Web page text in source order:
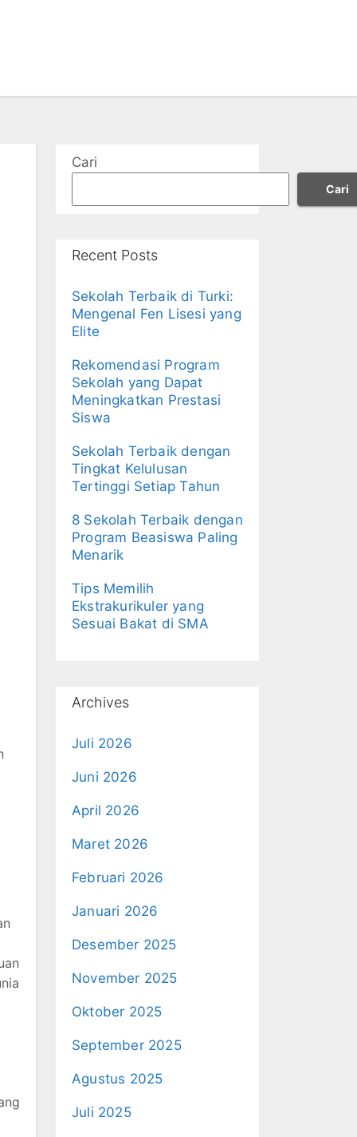
Cari
Cari
Recent Posts
Sekolah Terbaik di Turki:
Mengenal Fen Lisesi yang
Elite
Rekomendasi Program
Sekolah yang Dapat
Meningkatkan Prestasi
Siswa
Sekolah Terbaik dengan
Tingkat Kelulusan
Tertinggi Setiap Tahun
8 Sekolah Terbaik dengan
Program Beasiswa Paling
Menarik
Tips Memilih
Ekstrakurikuler yang
Sesuai Bakat di SMA
Archives
Juli 2026
Juni 2026
April 2026
Maret 2026
Februari 2026
Januari 2026
Desember 2025
November 2025
Oktober 2025
September 2025
Agustus 2025
Juli 2025